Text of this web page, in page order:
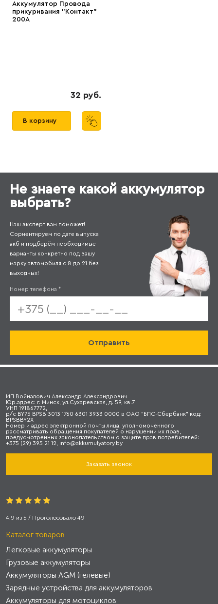
Аккумулятор Провода
прикуривания "Контакт"
200А
32 руб.
В корзину
Не знаете какой аккумулятор
выбрать?
Наш эксперт вам поможет!
Сориентируем по дате выпуска
акб и подберём необходимые
варианты конкретно под вашу
марку автомобиля с 8 до 21 без
выходных!
Номер телефона *
ИП Войналович Александр Александрович
Юр.адрес: г. Минск, ул.Сухаревская, д. 59, кв.7
УНП 191867772,
р/с BY75 BPSB 3013 1760 6301 3933 0000 в ОАО "БПС-Сбербанк" код:
BPSBBY2X
Номер и адрес электронной почты лица, уполномоченного
рассматривать обращения покупателей о нарушении их прав,
предусмотренных законодательством о защите прав потребителей:
+375 (29) 395 21 12, info@akkumulyatory.by
Заказать звонок
4.9 из 5 / Проголосовало 49
Каталог товаров
Легковые аккумуляторы
Грузовые аккумуляторы
Аккумуляторы AGM (гелевые)
Зарядные устройства для аккумуляторов
Аккумуляторы для мотоциклов